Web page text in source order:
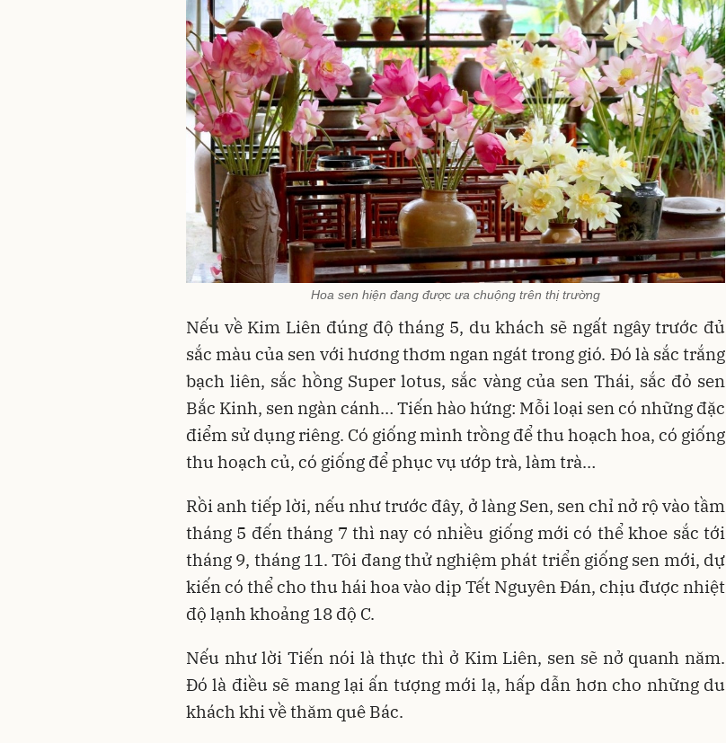
Hoa sen hiện đang được ưa chuộng trên thị trường
Nếu về Kim Liên đúng độ tháng 5, du khách sẽ ngất ngây trước đủ
sắc màu của sen với hương thơm ngan ngát trong gió. Đó là sắc trắng
bạch liên, sắc hồng Super lotus, sắc vàng của sen Thái, sắc đỏ sen
Bắc Kinh, sen ngàn cánh… Tiến hào hứng: Mỗi loại sen có những đặc
điểm sử dụng riêng. Có giống mình trồng để thu hoạch hoa, có giống
thu hoạch củ, có giống để phục vụ ướp trà, làm trà…
Rồi anh tiếp lời, nếu như trước đây, ở làng Sen, sen chỉ nở rộ vào tầm
tháng 5 đến tháng 7 thì nay có nhiều giống mới có thể khoe sắc tới
tháng 9, tháng 11. Tôi đang thử nghiệm phát triển giống sen mới, dự
kiến có thể cho thu hái hoa vào dịp Tết Nguyên Đán, chịu được nhiệt
độ lạnh khoảng 18 độ C.
Nếu như lời Tiến nói là thực thì ở Kim Liên, sen sẽ nở quanh năm.
Đó là điều sẽ mang lại ấn tượng mới lạ, hấp dẫn hơn cho những du
khách khi về thăm quê Bác.